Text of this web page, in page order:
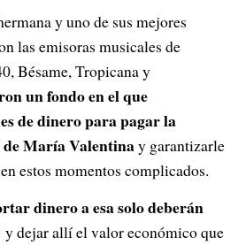
y uno de sus mejores
las emisoras musicales de
Bésame, Tropicana y
un fondo en el que
de dinero para pagar la
María Valentinay garantizarle
estos momentos complicados.
dinero a esa solo deberán
y dejar allí el valor económico que